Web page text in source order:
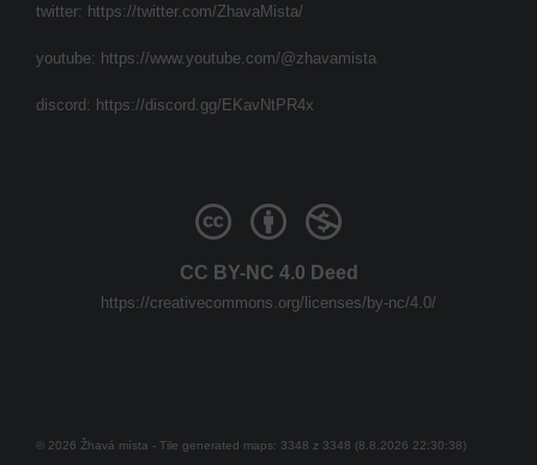
twitter: https://twitter.com/ZhavaMista/
youtube: https://www.youtube.com/@zhavamista
discord: https://discord.gg/EKavNtPR4x
CC BY-NC 4.0 Deed
https://creativecommons.org/licenses/by-nc/4.0/
© 2026 Žhavá místa - Tile generated maps: 3348 z 3348 (8.8.2026 22:30:38)